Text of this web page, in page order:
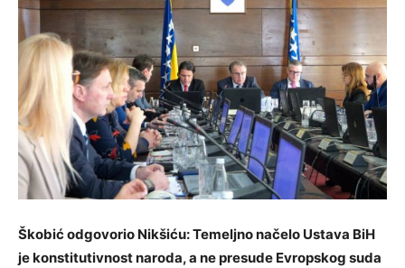
Škobić odgovorio Nikšiću: Temeljno načelo Ustava BiH
je konstitutivnost naroda, a ne presude Evropskog suda